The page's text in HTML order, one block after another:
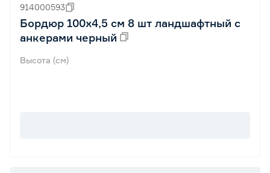
914000593
Бордюр 100х4,5 см 8 шт ландшафтный с
анкерами черный
Высота (см)